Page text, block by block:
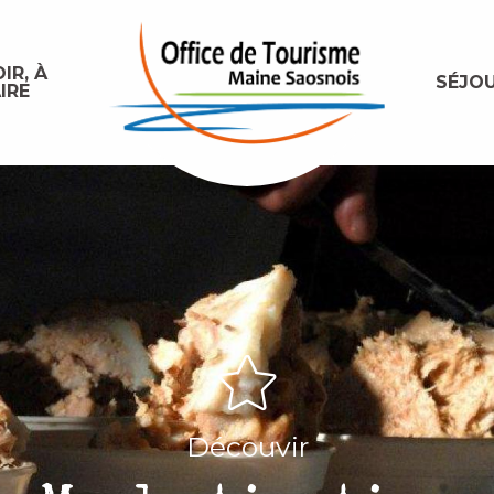
À
Découvir